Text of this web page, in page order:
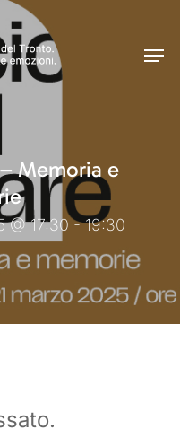
Memoria e
@ 17:30 - 19:30